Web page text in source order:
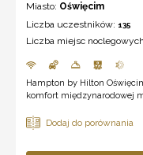
Miasto: Oświęcim
Liczba uczestników: 135
Liczba miejsc
Hampton by Hilton
komfort międzynarodowej